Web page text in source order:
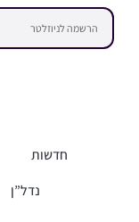
חדשות
נדל”ן